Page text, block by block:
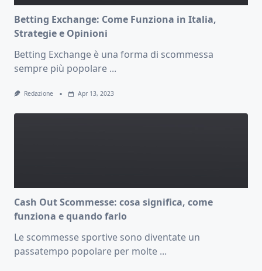
Betting Exchange: Come Funziona in Italia,
Strategie e Opinioni
Betting Exchange è una forma di scommessa
sempre più popolare ...
Redazione Apr 13, 2023
Cash Out Scommesse: cosa significa, come
funziona e quando farlo
Le scommesse sportive sono diventate un
passatempo popolare per molte ...